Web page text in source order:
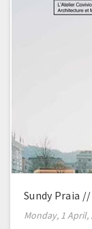
Sundy Praia //
Monday, 1 April,